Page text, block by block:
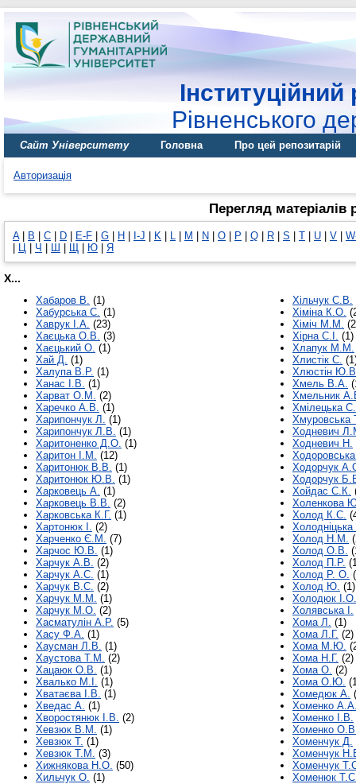
Інституційний
Рівненського
Сайт Університету Головна Про цей репозитарій
Авторизація
Перегляд матеріалів
A| B C D E-F G H I-J K L M N O P Q R S T U V
Ц Ч Ш Щ Ю Я
Х...
Хабаров В. (1)
Хабурська С. (1)
Хаврук І.А. (23)
Хаєцька О.В. (3)
Хаєцький О. (1)
Хай Д. (1)
Халупа В.Р. (1)
Ханас І.В. (1)
Харват О.М. (2)
Харечко А.В. (1)
Харипончук Л. (1)
Харипончук Л.В. (1)
Харитоненко Д.О. (1)
Харитон І.М. (12)
Харитонюк В.В. (1)
Харитонюк Ю.В. (1)
Харковець А. (1)
Харковець В.В. (2)
Харковська К.Г. (1)
Хартонюк І. (2)
Харченко Є.М. (7)
Харчос Ю.В. (1)
Харчук А.В. (2)
Харчук А.С. (1)
Харчук В.С. (2)
Харчук М.М. (1)
Харчук М.О. (2)
Хасматулін А.Р. (5)
Хасу Ф.А. (1)
Хаусман Л.В. (1)
Хаустова Т.М. (2)
Хацаюк О.В. (1)
Хвалько М.І. (1)
Хватаєва І.В. (1)
Хведас А. (1)
Хворостянюк І.В. (2)
Хевзюк В.М. (1)
Хевзюк Т. (1)
Хевзюк Т.М. (3)
Хижнякова Н.О. (50)
Хильчук О. (1)
Хільчук С.В.
Хіміна К.О.
Хіміч М.М.
Хірна С.І. (1)
Хлапук М.М.
Хлистік С.
Хлюстін
Хмель В.А.
Хмельник
Хмілецька
Хмуровська
Ходневич
Ходневич Н.
Ходорчук
Ходорчук
Хойдас С.К.
Холенкова
Холод К.С.
Холод Н.М.
Холод О.В.
Холод П.Р.
Холод Р. О.
Холод Ю. (1)
Холодюк І.О.
Холявська І.
Хома Л. (1)
Хома Л.Г. (2)
Хома М.Ю.
Хома Н.Г. (2)
Хома О. (2)
Хома О.Ю.
Хомедюк А.
Хоменко
Хоменко І.В.
Хоменко
Хоменчук Д.
Хоменчук
Хоменчук
Хоменюк